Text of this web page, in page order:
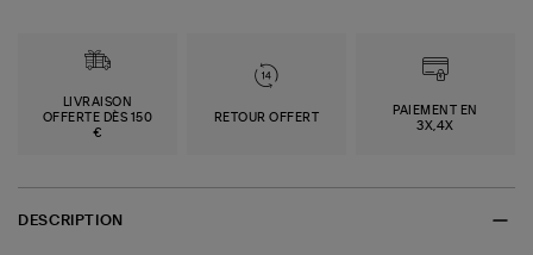
LIVRAISON
OFFERTE DÈS 150
€
RETOUR OFFERT
PAIEMENT EN
3X,4X
DESCRIPTION